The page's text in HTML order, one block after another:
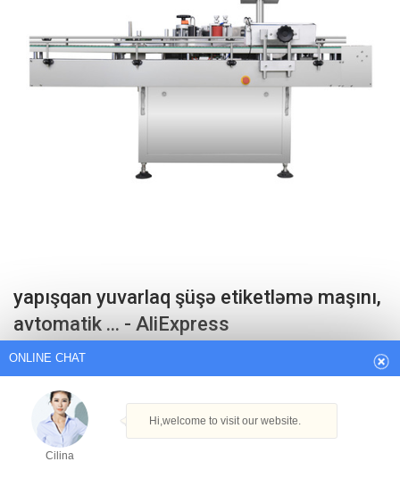
yapışqan yuvarlaq şüşə etiketləmə maşını,
avtomatik ... - AliExpress
Dəyirmi Şüşə Yapışqan Kağız Etiketləmə Maşını, silindrik şüşə və
konteynerlərə bükülmüş etiketləmə üçün nəzərdə tutulmuşdur. Boyun
etiketləmə mövqeyi tənzimlənə bilər. Maşın, etiketləmə sürəti ilə
istehsal xəttində istifadə edilə bilər: 20-200 ədəd/dəq (şüşə ölçüsünə və
etiket uzunluğuna bağlıdır)
Hi,welcome to visit our website.
Cilina